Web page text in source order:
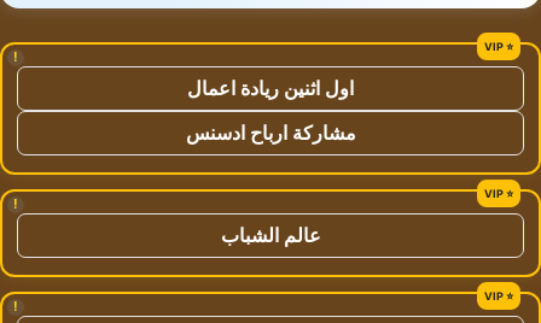
!
اول اثنين ريادة اعمال
مشاركة ارباح ادسنس
!
عالم الشباب
!